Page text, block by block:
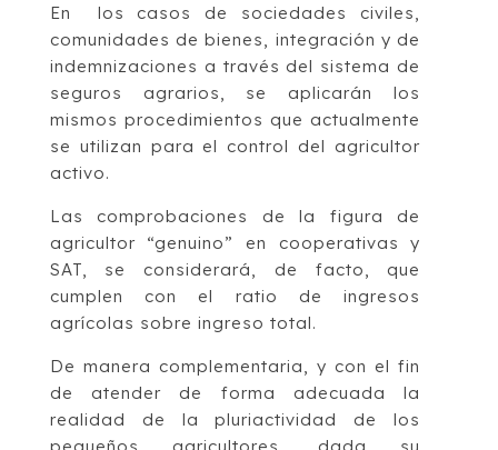
En los casos de sociedades civiles,
comunidades de bienes, integración y de
indemnizaciones a través del sistema de
seguros agrarios, se aplicarán los
mismos procedimientos que actualmente
se utilizan para el control del agricultor
activo.
Las comprobaciones de la figura de
agricultor “genuino” en cooperativas y
SAT, se considerará, de facto, que
cumplen con el ratio de ingresos
agrícolas sobre ingreso total.
De manera complementaria, y con el fin
de atender de forma adecuada la
realidad de la pluriactividad de los